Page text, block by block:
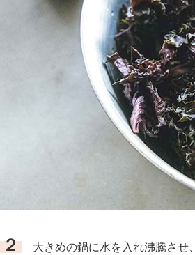
２ 大きめの鍋に水を入れ沸騰させ、